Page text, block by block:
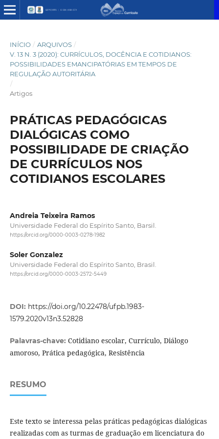
INÍCIO / ARQUIVOS /
V. 13 N. 3 (2020): CURRÍCULOS, DOCÊNCIA E COTIDIANOS:
POSSIBILIDADES EMANCIPATÓRIAS EM TEMPOS DE
REGULAÇÃO AUTORITÁRIA
/
Artigos
PRÁTICAS PEDAGÓGICAS
DIALÓGICAS COMO
POSSIBILIDADE DE CRIAÇÃO
DE CURRÍCULOS NOS
COTIDIANOS ESCOLARES
Andreia Teixeira Ramos
Universidade Federal do Espírito Santo, Barsil.
https://orcid.org/0000-0003-0278-1982
Soler Gonzalez
Universidade Federal do Espírito Santo, Brasil.
https://orcid.org/0000-0003-2572-5449
DOI: https://doi.org/10.22478/ufpb.1983-
1579.2020v13n3.52828
Palavras-chave: Cotidiano escolar, Currículo, Diálogo
amoroso, Prática pedagógica, Resistência
RESUMO
Este texto se interessa pelas práticas pedagógicas dialógicas
realizadas com as turmas de graduação em licenciatura do